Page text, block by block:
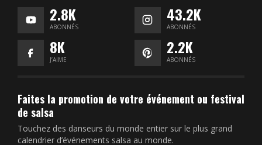
2.8K
ABONNÉS
43.2K
ABONNÉS
8K
J’AIME
2.2K
ABONNÉS
Faites la promotion de votre événement ou festival
de salsa
Touchez des danseurs du monde entier sur le plus grand
calendrier d’événements salsa au monde.